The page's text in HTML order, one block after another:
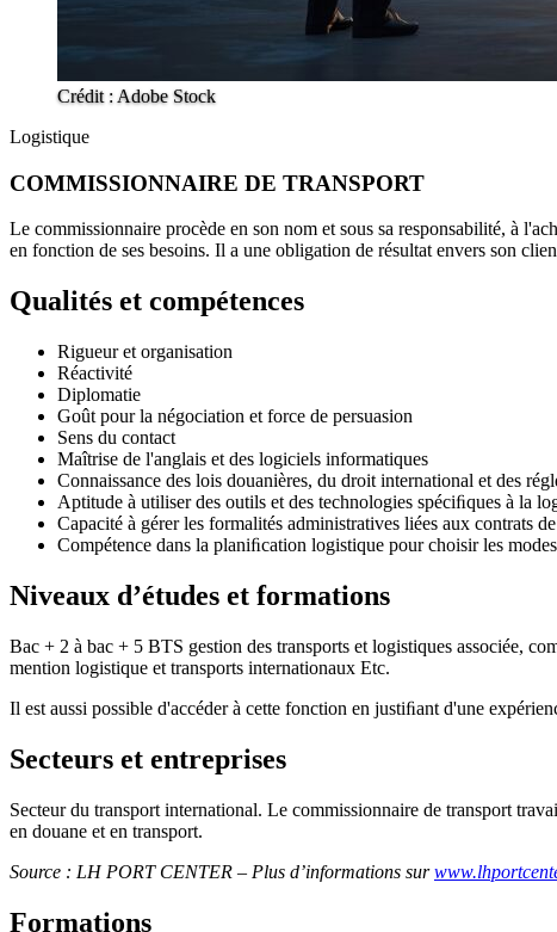
Crédit : Adobe Stock
Logistique
COMMISSIONNAIRE DE TRANSPORT
Le commissionnaire procède en son nom et sous sa responsabilité, à
en fonction de ses besoins. Il a une obligation de résultat envers son
Qualités et compétences
Rigueur et organisation
Réactivité
Diplomatie
Goût pour la négociation et force de persuasion
Sens du contact
Maîtrise de l'anglais et des logiciels informatiques
Connaissance des lois douanières, du droit international et des
Aptitude à utiliser des outils et des technologies spéciﬁques à la
Capacité à gérer les formalités administratives liées aux contrats
Compétence dans la planiﬁcation logistique pour choisir les
Niveaux d’études et formations
Bac + 2 à bac + 5 BTS gestion des transports et logistiques associée,
mention logistique et transports internationaux Etc.
Il est aussi possible d'accéder à cette fonction en justiﬁant d'une
Secteurs et entreprises
Secteur du transport international. Le commissionnaire de transport
en douane et en transport.
Source : LH PORT CENTER – Plus d’informations sur
Formations